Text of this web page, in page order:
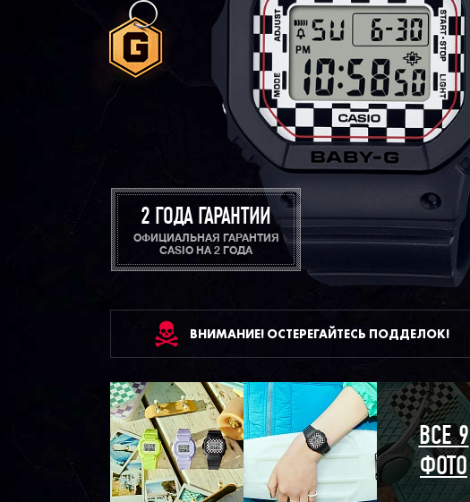
2 ГОДА ГАРАНТИИ
ОФИЦИАЛЬНАЯ ГАРАНТИЯ
CASIO НА 2 ГОДА
ВНИМАНИЕ! ОСТЕРЕГАЙТЕСЬ ПОДДЕЛОК!
ВСЕ 9
ФОТО